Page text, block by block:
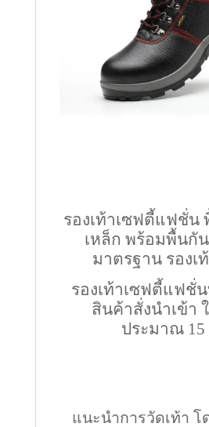
รองเท้าเซฟตี้แฟชั่น
เหล็ก พร้อมพื้นกั
มาตรฐาน รองเ
รองเท้าเซฟตี้แฟชั่
สินค้าสั่งนำเข้า
ประมาณ 15
แนะนำการวัดเท้า โ